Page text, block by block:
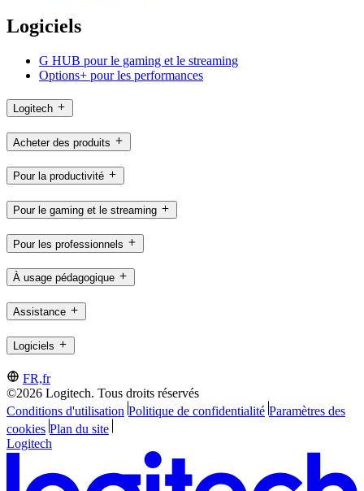
Logiciels
G HUB pour le gaming et le streaming
Options+ pour les performances
Logitech
Acheter des produits
Pour la productivité
Pour le gaming et le streaming
Pour les professionnels
À usage pédagogique
Assistance
Logiciels
FR,fr
©2026 Logitech. Tous droits réservés
Conditions d'utilisation Politique de confidentialité Paramètres des
cookies Plan du site
Logitech